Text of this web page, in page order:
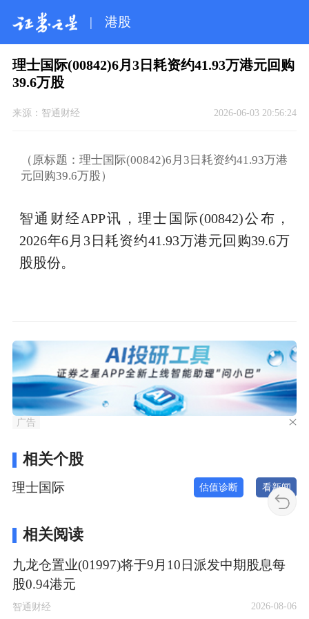
| 港股
理士国际(00842)6月3日耗资约41.93万港元回购
39.6万股
来源： 智通财经 2026-06-03 20:56:24
（原标题：理士国际(00842)6月3日耗资约41.93万港
元回购39.6万股）
智通财经APP讯，理士国际(00842)公布，
2026年6月3日耗资约41.93万港元回购39.6万
股股份。
广告
相关个股
理士国际 估值诊断 看新闻
相关阅读
九龙仓置业(01997)将于9月10日派发中期股息每
股0.94港元
智通财经 2026-08-06